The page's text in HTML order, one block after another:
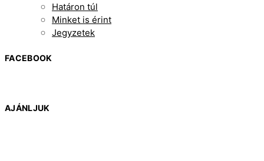
Határon túl
Minket is érint
Jegyzetek
FACEBOOK
AJÁNLJUK